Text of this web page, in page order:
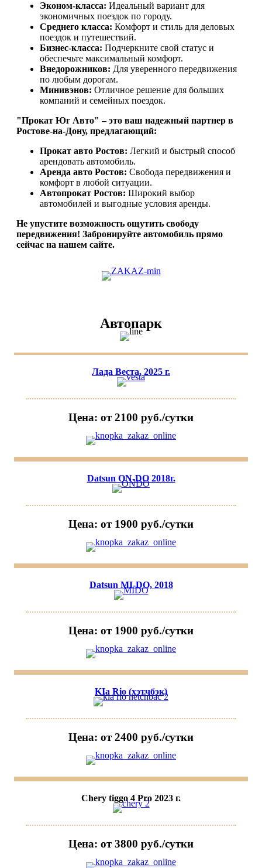
Эконом-класса: Идеальный вариант для
экономичных поездок по городу.
Среднего класса: Комфорт и стиль для деловых
поездок и путешествий.
Бизнес-класса: Подчеркните свой статус и
обеспечьте максимальный комфорт.
Внедорожников: Для уверенного передвижения
по любым дорогам.
Минивэнов: Отличное решение для больших
компаний и семейных поездок.
"Прокат Юг Авто" – это ваш надежный партнер в
Ростове-на-Дону, предлагающий:
Прокат авто Ростов: Легкий и быстрый способ
арендовать автомобиль.
Аренда авто Ростов: Свобода передвижения и
комфорт в любой ситуации.
Автопрокат Ростов: Широкий выбор
автомобилей и выгодные условия аренды.
Не упустите возможность ощутить свободу
передвижения! Забронируйте автомобиль прямо
сейчас на нашем сайте.
Автопарк
Лада Веста, 2025 г.
Цена: от 2100 руб./сутки
Datsun ON-DO 2018г.
Цена: от 1900 руб./сутки
Datsun MI-DO, 2018
Цена: от 1900 руб./сутки
KIa Rio (хэтчбэк)
Цена: от 2400 руб./сутки
Chery tiggo 4 Pro 2023 г.
Цена: от 3800 руб./сутки